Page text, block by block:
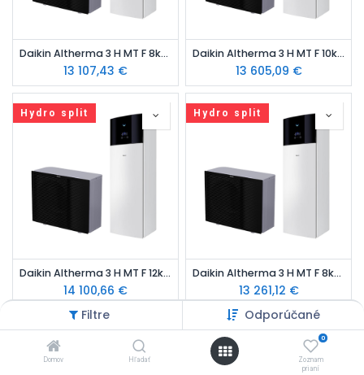
Filtre Odporúčané
Domov Hľadať
0
Zoznam
prianí
Daikin Altherma 3 H MT F 8kW set, TÚV 180l, Bi-zone, vykurovanie, hydro-split
13 107,43 €
Daikin Altherma 3 H MT F 10kW set, TÚV 180l, Bi-zone, vykurovanie, hydro-split
13 605,09 €
Hydro split
Daikin Altherma 3 H MT F 12kW set, TÚV 180l, Bi-zone, vykurovanie, hydro-split
14 100,66 €
Hydro split
Daikin Altherma 3 H MT F 8kW set, TÚV 230l, Bi-zone, vykurovanie, hydro-split
13 261,12 €
Hydro split Hydro split